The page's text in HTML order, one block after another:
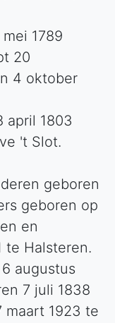
1789
20
4 oktober
april 1803
't Slot.
geboren
geboren op
en
te Halsteren.
augustus
7 juli 1838
maart 1923 te